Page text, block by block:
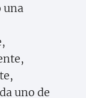
una
uno de